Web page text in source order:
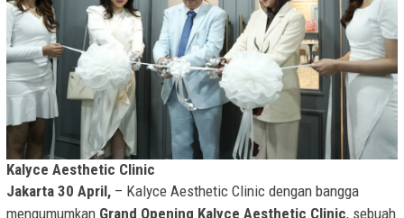
Kalyce Aesthetic Clinic
Jakarta 30 April, – Kalyce Aesthetic Clinic dengan bangga
mengumumkan Grand Opening Kalyce Aesthetic Clinic, sebuah